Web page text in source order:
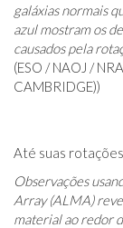
galáxias normais
azul mostram os
causados ​​pela
(ESO / NAOJ /
CAMBRIDGE))
Até suas
Observações
Array (ALMA)
material ao redor